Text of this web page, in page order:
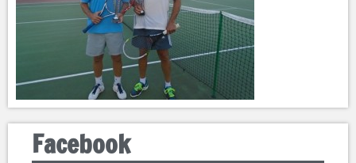
Facebook